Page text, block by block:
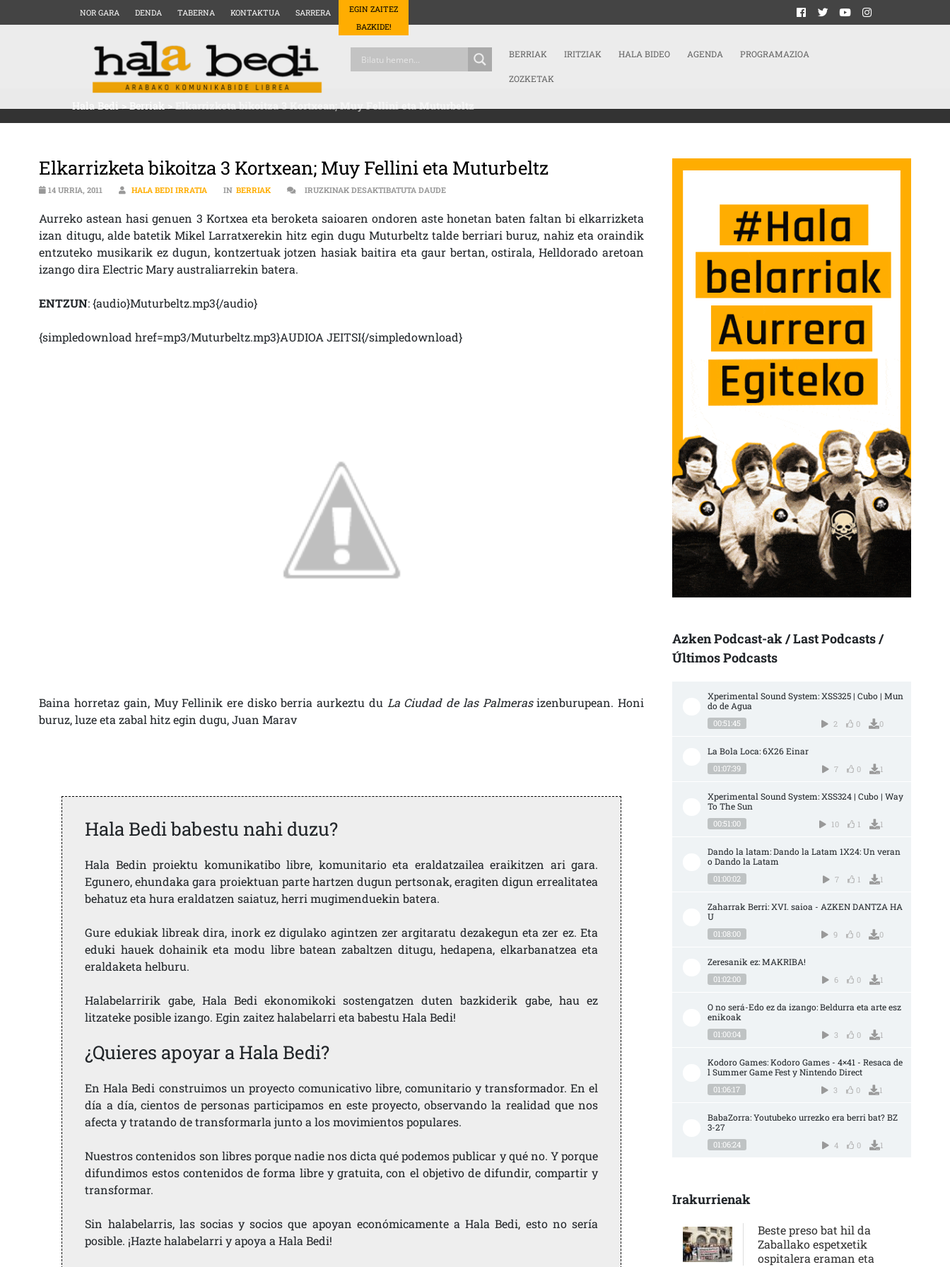
NOR GARA DENDA TABERNA KONTAKTUA SARRERA
EGIN ZAITEZ
BAZKIDE!
BERRIAK IRITZIAK HALA BIDEO AGENDA PROGRAMAZIOA
ZOZKETAK
Hala Bedi>Berriak>Elkarrizketa bikoitza 3 Kortxean; Muy Fellini eta Muturbeltz
Elkarrizketa bikoitza 3 Kortxean; Muy Fellini eta Muturbeltz
14 URRIA, 2011 HALA BEDI IRRATIA IN BERRIAK IRUZKINAK DESAKTIBATUTA DAUDEELKARRIZKETA BIKOITZA 3 KORTXEAN; MUY FELLINI ETA MUTURBELTZ SARRERAN
Aurreko astean hasi genuen 3 Kortxea eta beroketa saioaren ondoren aste honetan baten faltan bi elkarrizketa
izan ditugu, alde batetik Mikel Larratxerekin hitz egin dugu Muturbeltz talde berriari buruz, nahiz eta oraindik
entzuteko musikarik ez dugun, kontzertuak jotzen hasiak baitira eta gaur bertan, ostirala, Helldorado aretoan
izango dira Electric Mary australiarrekin batera.
ENTZUN: {audio}Muturbeltz.mp3{/audio}
{simpledownload href=mp3/Muturbeltz.mp3}AUDIOA JEITSI{/simpledownload}
Baina horretaz gain, Muy Fellinik ere disko berria aurkeztu du La Ciudad de las Palmerasizenburupean. Honi
buruz, luze eta zabal hitz egin dugu, Juan Marav
Hala Bedi babestu nahi duzu?
Hala Bedin proiektu komunikatibo libre, komunitario eta eraldatzailea eraikitzen ari gara.
Egunero, ehundaka gara proiektuan parte hartzen dugun pertsonak, eragiten digun errealitatea
behatuz eta hura eraldatzen saiatuz, herri mugimenduekin batera.
Gure edukiak libreak dira, inork ez digulako agintzen zer argitaratu dezakegun eta zer ez. Eta
eduki hauek dohainik eta modu libre batean zabaltzen ditugu, hedapena, elkarbanatzea eta
eraldaketa helburu.
Halabelarririk gabe, Hala Bedi ekonomikoki sostengatzen duten bazkiderik gabe, hau ez
litzateke posible izango. Egin zaitez halabelarri eta babestu Hala Bedi!
¿Quieres apoyar a Hala Bedi?
En Hala Bedi construimos un proyecto comunicativo libre, comunitario y transformador. En el
día a día, cientos de personas participamos en este proyecto, observando la realidad que nos
afecta y tratando de transformarla junto a los movimientos populares.
Nuestros contenidos son libres porque nadie nos dicta qué podemos publicar y qué no. Y porque
difundimos estos contenidos de forma libre y gratuita, con el objetivo de difundir, compartir y
transformar.
Sin halabelarris, las socias y socios que apoyan económicamente a Hala Bedi, esto no sería
posible. ¡Hazte halabelarri y apoya a Hala Bedi!
Azken Podcast-ak / Last Podcasts /
Últimos Podcasts
Xperimental Sound System: XSS325 | Cubo | Mun
do de Agua
00:51:45 2 0 0
La Bola Loca: 6X26 Einar
01:07:39 7 0 1
Xperimental Sound System: XSS324 | Cubo | Way
To The Sun
00:51:00 10 1 1
Dando la latam: Dando la Latam 1X24: Un veran
o Dando la Latam
01:00:02 7 1 1
Zaharrak Berri: XVI. saioa - AZKEN DANTZA HA
U
01:08:00 9 0 0
Zeresanik ez: MAKRIBA!
01:02:00 6 0 1
O no será-Edo ez da izango: Beldurra eta arte esz
enikoak
01:00:04 3 0 1
Kodoro Games: Kodoro Games - 4×41 - Resaca de
l Summer Game Fest y Nintendo Direct
01:06:17 3 0 1
BabaZorra: Youtubeko urrezko era berri bat? BZ
3-27
01:06:24 4 0 1
Irakurrienak
Beste preso bat hil da
Zaballako espetxetik
ospitalera eraman eta